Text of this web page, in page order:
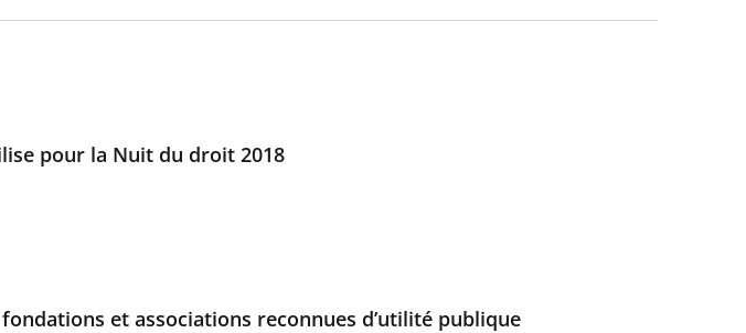
pour la Nuit du droit 2018
et associations reconnues d’utilité publique